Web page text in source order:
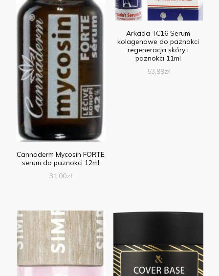
Cannaderm Mycosin FORTE
serum do paznokci 12ml
31,00zł
Arkada TC16 Serum
kolagenowe do paznokci
regeneracja skóry i
paznokci 11ml
53,99zł